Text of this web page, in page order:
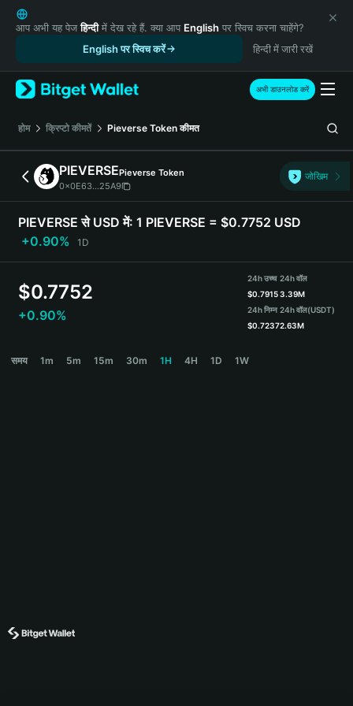
English
日本語
Русский
Español (Latinoamérica)
Türkçe
Italiano
Deutsch
简体中文
繁體中文
Português (Portugal)
Bahasa Indonesia
Español
आप अभी यह पेजहिन्दीमें देख रहे हैं. क्या आप English पर स्विच करना चाहेंगे?
English पर स्विच करें
हिन्दी में जारी रखें
अभी डाउनलोड करें
होम क्रिप्टो कीमतें Pieverse Token कीमत
PIEVERSEPieverse Token
0x0E63...25A9
जोखिम
PIEVERSE से USD में: 1 PIEVERSE = $0.7752 USD
+0.90%
1D
$0.7752
+0.90%
24h उच्च
$0.7915
24h निम्न
$0.7237
24h वॉल
3.39M
24h वॉल(USDT)
2.63M
समय 1m 5m 15m 30m 1H 4H 1D 1W